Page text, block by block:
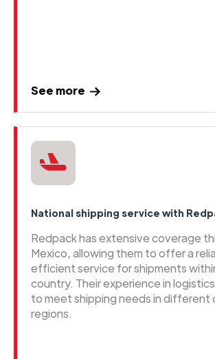
See more
National shipping service with
Redpack has extensive coverage
Mexico, allowing them to offer a
efficient service for shipments
country. Their experience in
to meet shipping needs in different
regions.